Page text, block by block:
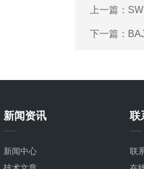
上一篇：
下一篇：
新闻资讯
新闻中心
联
联